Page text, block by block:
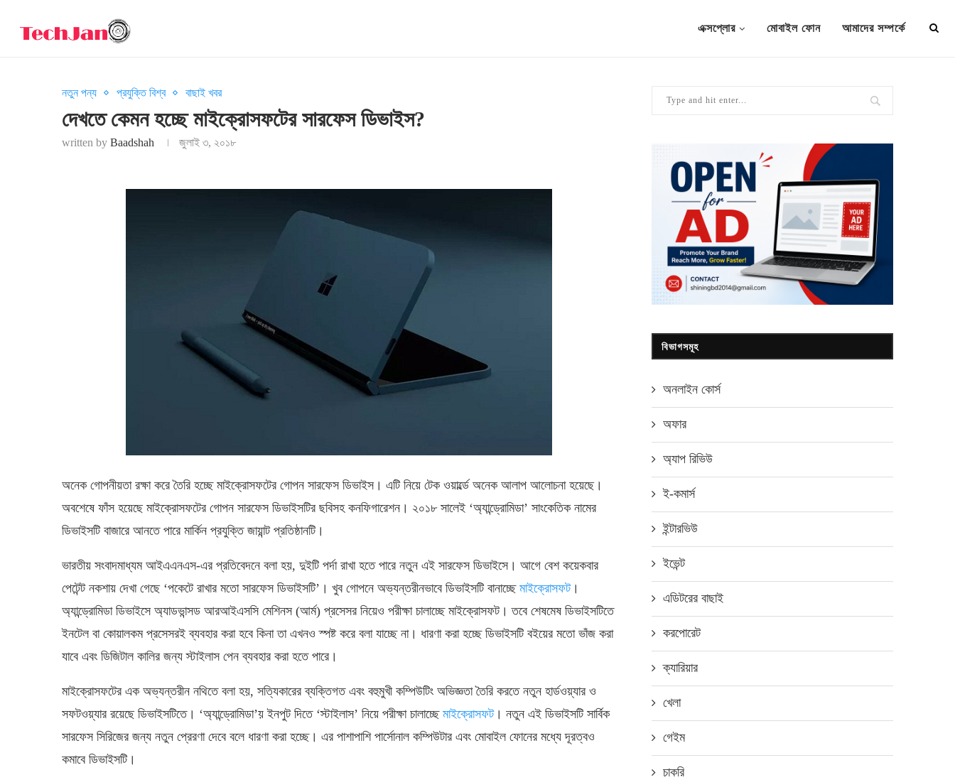
এক্সপ্লোর মোবাইল ফোন আমাদের সম্পর্কে
নতুন পন্য প্রযুক্তি বিশ্ব বাছাই খবর
দেখতে কেমন হচ্ছে মাইক্রোসফটের সারফেস ডিভাইস?
written by Baadshah জুলাই ৩, ২০১৮
অনেক গোপনীয়তা রক্ষা করে তৈরি হচ্ছে মাইক্রোসফটের গোপন সারফেস ডিভাইস। এটি নিয়ে টেক ওয়ার্ল্ডে অনেক আলাপ আলোচনা হয়েছে।
অবশেষে ফাঁস হয়েছে মাইক্রোসফটের গোপন সারফেস ডিভাইসটির ছবিসহ কনফিগারেশন। ২০১৮ সালেই ‘অ্যান্ড্রোমিডা’ সাংকেতিক নামের
ডিভাইসটি বাজারে আনতে পারে মার্কিন প্রযুক্তি জায়ান্ট প্রতিষ্ঠানটি।
ভারতীয় সংবাদমাধ্যম আইএএনএস-এর প্রতিবেদনে বলা হয়, দুইটি পর্দা রাখা হতে পারে নতুন এই সারফেস ডিভাইসে। আগে বেশ কয়েকবার
পেটেন্ট নকশায় দেখা গেছে ‘পকেটে রাখার মতো সারফেস ডিভাইসটি’। খুব গোপনে অভ্যন্তরীনভাবে ডিভাইসটি বানাচ্ছে মাইক্রোসফট।
অ্যান্ড্রোমিডা ডিভাইসে অ্যাডভান্সড আরআইএসসি মেশিনস (আর্ম) প্রসেসর নিয়েও পরীক্ষা চালাচ্ছে মাইক্রোসফট। তবে শেষমেষ ডিভাইসটিতে
ইনটেল বা কোয়ালকম প্রসেসরই ব্যবহার করা হবে কিনা তা এখনও স্পষ্ট করে বলা যাচ্ছে না। ধারণা করা হচ্ছে ডিভাইসটি বইয়ের মতো ভাঁজ করা
যাবে এবং ডিজিটাল কালির জন্য স্টাইলাস পেন ব্যবহার করা হতে পারে।
মাইক্রোসফটের এক অভ্যন্তরীন নথিতে বলা হয়, সত্যিকারের ব্যক্তিগত এবং বহুমুখী কম্পিউটিং অভিজ্ঞতা তৈরি করতে নতুন হার্ডওয়্যার ও
সফটওয়্যার রয়েছে ডিভাইসটিতে। ‘অ্যান্ড্রোমিডা’য় ইনপুট দিতে ‘স্টাইলাস’ নিয়ে পরীক্ষা চালাচ্ছে মাইক্রোসফট। নতুন এই ডিভাইসটি সার্বিক
সারফেস সিরিজের জন্য নতুন প্রেরণা দেবে বলে ধারণা করা হচ্ছে। এর পাশাপাশি পার্সোনাল কম্পিউটার এবং মোবাইল ফোনের মধ্যে দূরত্বও
কমাবে ডিভাইসটি।
বিভাগসমূহ
অনলাইন কোর্স
অফার
অ্যাপ রিভিউ
ই-কমার্স
ইন্টারভিউ
ইভেন্ট
এডিটরের বাছাই
করপোরেট
ক্যারিয়ার
খেলা
গেইম
চাকরি